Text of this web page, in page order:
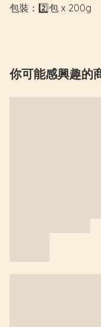
包裝：2️⃣包 x 200g
你可能感興趣的